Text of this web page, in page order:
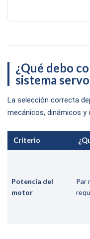
¿Qué debo
sistema
La selección correcta
mecánicos, dinámicos y
Criterio
Potencia del
motor
Par